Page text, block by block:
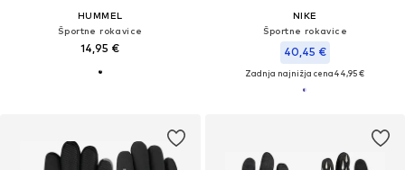
HUMMEL
Športne rokavice
14,95 €
NIKE
Športne rokavice
40,45 €
Zadnja najnižja cena44,95 €